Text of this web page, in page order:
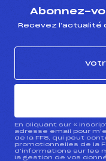
Abonnez-
Recevez l’actualité
En cliquant sur «
adresse email pour
de la FFS, qui peut
promotionnelles de la
d’informations sur les
la gestion de vos